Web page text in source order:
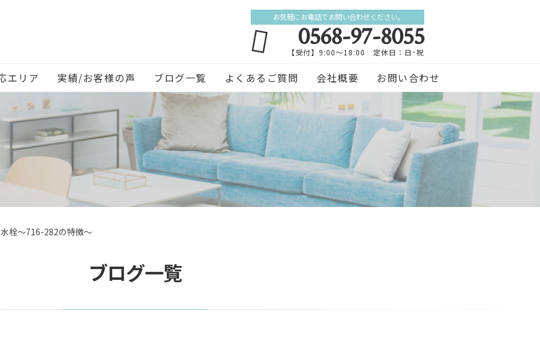
お気軽にお電話でお問い合わせください。
0568-97-8055
【受付】9:00～18:00 定休日：日･祝
エリア 実績/お客様の声 ブログ一覧 よくあるご質問 会社概要 お問い合わせ
栓～716-282の特徴～
ブログ一覧